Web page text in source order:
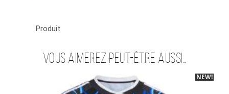
Produit
Vous aimerez peut-être aussi…
-40%
NEW!